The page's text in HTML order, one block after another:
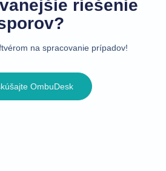
riešenie
na spracovanie prípadov!
OmbuDesk